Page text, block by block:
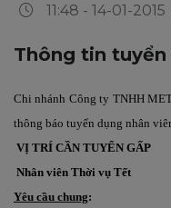
11:48 - 14-01-2015
Thông tin
Chi nhánh Công ty TNHH
thông báo tuyển dụng nhân
VỊ TRÍ CẦN TUYỂN GẤP
Nhân viên Thời vụ Tết
Yêu cầu chung: